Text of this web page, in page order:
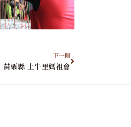
下一則
苗栗縣 土牛里媽祖會